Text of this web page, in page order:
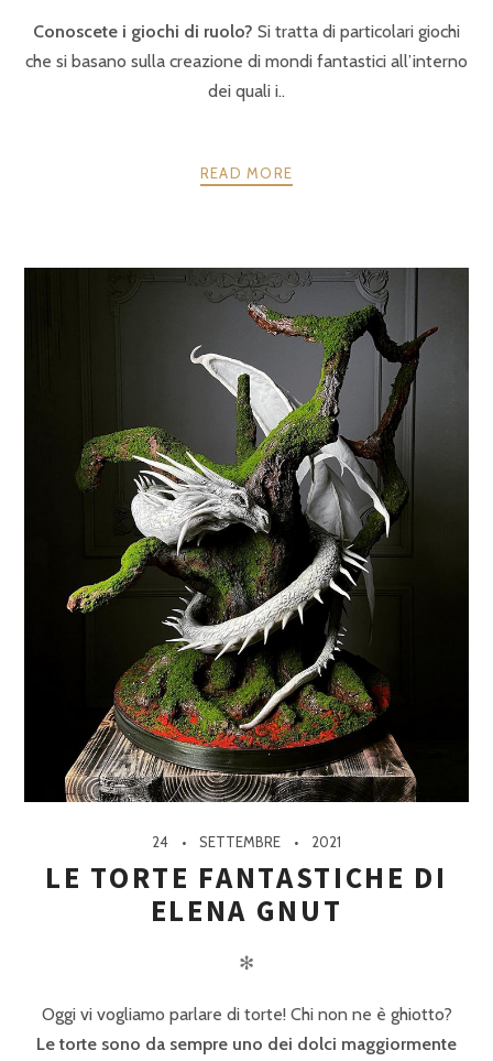
Conoscete i giochi di ruolo? Si tratta di particolari giochi
che si basano sulla creazione di mondi fantastici all’interno
dei quali i..
READ MORE
24 SETTEMBRE 2021
LE TORTE FANTASTICHE DI
ELENA GNUT
✻
Oggi vi vogliamo parlare di torte! Chi non ne è ghiotto?
Le torte sono da sempre uno dei dolci maggiormente